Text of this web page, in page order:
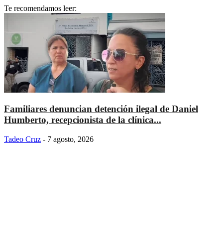
Te recomendamos leer:
Familiares denuncian detención ilegal de Daniel
Humberto, recepcionista de la clínica...
Tadeo Cruz - 7 agosto, 2026